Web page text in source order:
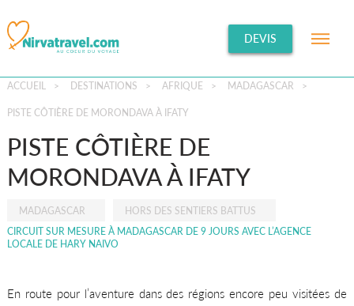
DEVIS
ACCUEIL > DESTINATIONS > AFRIQUE > MADAGASCAR >
PISTE CÔTIÈRE DE MORONDAVA À IFATY
PISTE CÔTIÈRE DE
MORONDAVA À IFATY
MADAGASCAR
HORS DES SENTIERS BATTUS
CIRCUIT SUR MESURE À MADAGASCAR DE 9 JOURS AVEC L’AGENCE
LOCALE DE HARY NAIVO
En route pour l’aventure dans des régions encore peu visitées de